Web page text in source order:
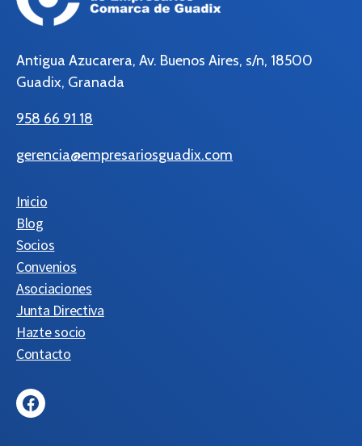
Antigua Azucarera, Av. Buenos Aires, s/n, 18500
Guadix, Granada
958 66 91 18
gerencia@empresariosguadix.com
Inicio
Blog
Socios
Convenios
Asociaciones
Junta Directiva
Hazte socio
Contacto
Facebook